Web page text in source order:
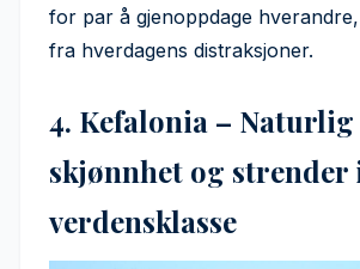
for par å gjenoppdage
fra hverdagens distraksjoner.
4. Kefalonia – Naturlig
skjønnhet og strender
verdensklasse